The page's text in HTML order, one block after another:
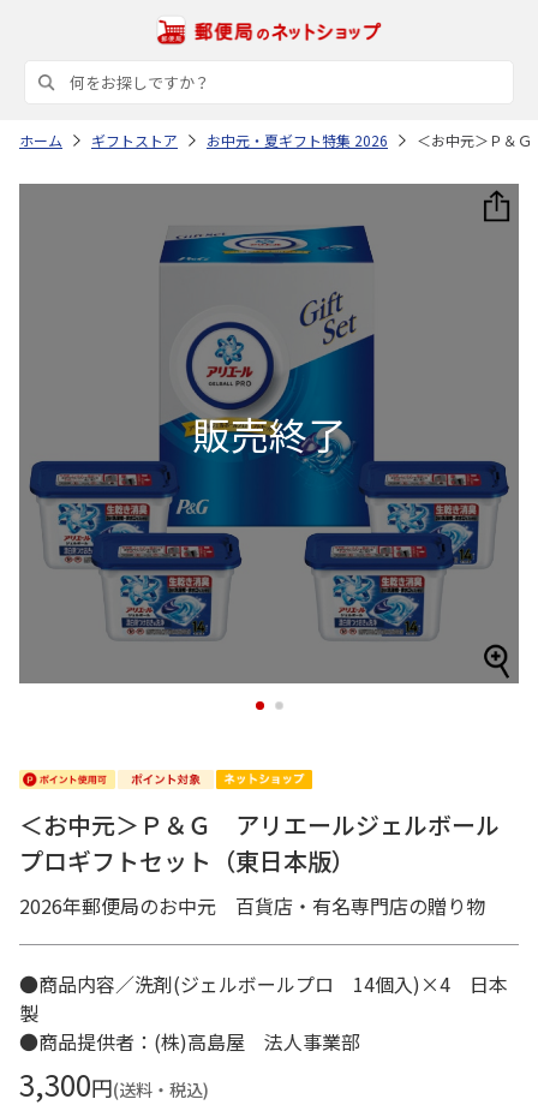
ホーム ギフトストア お中元・夏ギフト特集 2026 ＜お中元＞Ｐ＆
1 2
＜お中元＞Ｐ＆Ｇ アリエールジェルボール
プロギフトセット（東日本版）
2026年郵便局のお中元 百貨店・有名専門店の贈り物
●商品内容／洗剤(ジェルボールプロ 14個入)×4 日本
製
●商品提供者：(株)高島屋 法人事業部
3,300円(送料・税込)